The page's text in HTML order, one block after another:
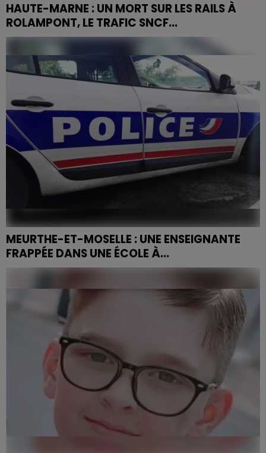
HAUTE-MARNE : UN MORT SUR LES RAILS À
ROLAMPONT, LE TRAFIC SNCF...
Le drame s'est produit ce lundi matin vers 6h30 au
niveau de la commune de Rolampont.
MEURTHE-ET-MOSELLE : UNE ENSEIGNANTE
FRAPPÉE DANS UNE ÉCOLE À...
Un parent d'élève s'en est violemment pris à une